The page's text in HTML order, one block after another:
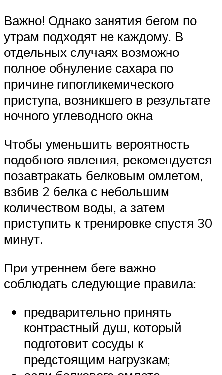
Важно! Однако занятия бегом по
утрам подходят не каждому. В
отдельных случаях возможно
полное обнуление сахара по
причине гипогликемического
приступа, возникшего в результате
ночного углеводного окна
Чтобы уменьшить вероятность
подобного явления, рекомендуется
позавтракать белковым омлетом,
взбив 2 белка с небольшим
количеством воды, а затем
приступить к тренировке спустя 30
минут.
При утреннем беге важно
соблюдать следующие правила:
предварительно принять
контрастный душ, который
подготовит сосуды к
предстоящим нагрузкам;